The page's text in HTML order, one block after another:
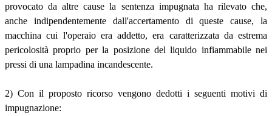
provocato da altre cause la sentenza impugnata ha rilevato che,
anche indipendentemente dall'accertamento di queste cause, la
macchina cui l'operaio era addetto, era caratterizzata da estrema
pericolosità proprio per la posizione del liquido infiammabile nei
pressi di una lampadina incandescente.
2) Con il proposto ricorso vengono dedotti i seguenti motivi di
impugnazione: